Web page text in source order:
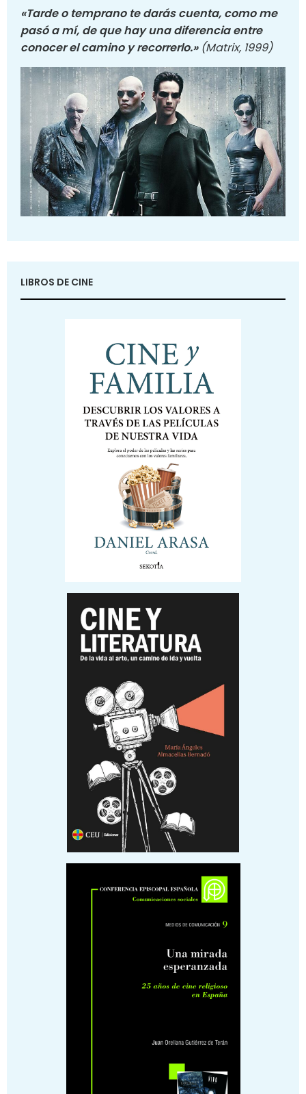
«Tarde o temprano te darás cuenta, como me
pasó a mí, de que hay una diferencia entre
conocer el camino y recorrerlo.» (Matrix, 1999)
LIBROS DE CINE